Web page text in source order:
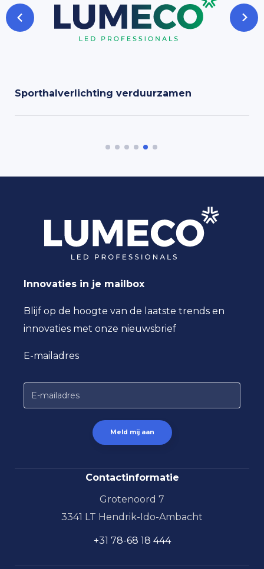
Sporthalverlichting verduurzamen
Innovaties in je mailbox
Blijf op de hoogte van de laatste trends en
innovaties met onze nieuwsbrief
E-mailadres
Contactinformatie
Grotenoord 7
3341 LT Hendrik-Ido-Ambacht
+31 78-68 18 444